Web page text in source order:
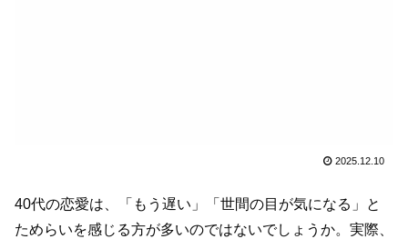
2025.12.10
40代の恋愛は、「もう遅い」「世間の目が気になる」と
ためらいを感じる方が多いのではないでしょうか。実際、